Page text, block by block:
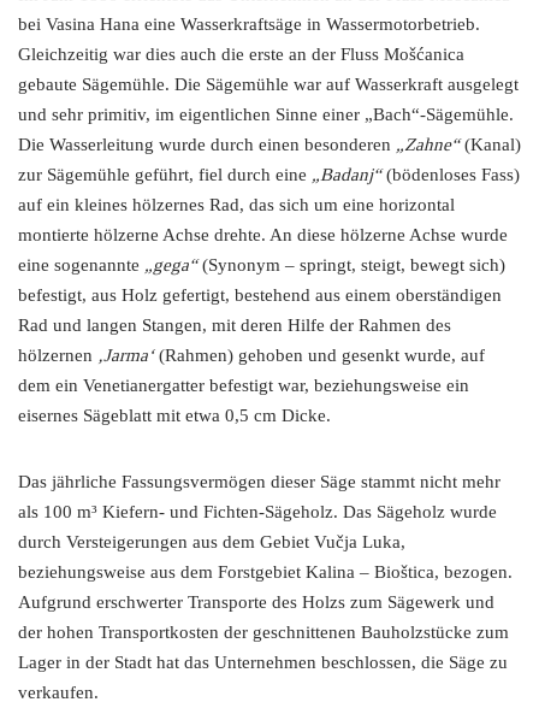
bei Vasina Hana eine Wasserkraftsäge in Wassermotorbetrieb.
Gleichzeitig war dies auch die erste an der Fluss Mošćanica
gebaute Sägemühle. Die Sägemühle war auf Wasserkraft ausgelegt
und sehr primitiv, im eigentlichen Sinne einer „Bach“-Sägemühle.
Die Wasserleitung wurde durch einen besonderen „Zahne“(Kanal)
zur Sägemühle geführt, fiel durch eine „Badanj“(bödenloses Fass)
auf ein kleines hölzernes Rad, das sich um eine horizontal
montierte hölzerne Achse drehte. An diese hölzerne Achse wurde
eine sogenannte „gega“(Synonym – springt, steigt, bewegt sich)
befestigt, aus Holz gefertigt, bestehend aus einem oberständigen
Rad und langen Stangen, mit deren Hilfe der Rahmen des
hölzernen ‚Jarma‘(Rahmen) gehoben und gesenkt wurde, auf
dem ein Venetianergatter befestigt war, beziehungsweise ein
eisernes Sägeblatt mit etwa 0,5 cm Dicke.
Das jährliche Fassungsvermögen dieser Säge stammt nicht mehr
als 100 m³ Kiefern- und Fichten-Sägeholz. Das Sägeholz wurde
durch Versteigerungen aus dem Gebiet Vučja Luka,
beziehungsweise aus dem Forstgebiet Kalina – Bioštica, bezogen.
Aufgrund erschwerter Transporte des Holzs zum Sägewerk und
der hohen Transportkosten der geschnittenen Bauholzstücke zum
Lager in der Stadt hat das Unternehmen beschlossen, die Säge zu
verkaufen.